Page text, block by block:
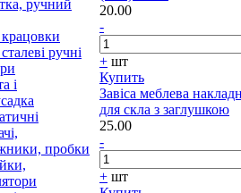
ручний
ручні
і
пробки
20.00
-
+ шт
Купить
Завіса меблева
для скла з заглушкою
25.00
-
+ шт